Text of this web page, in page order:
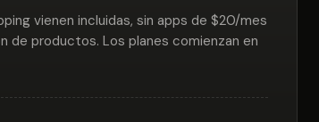
vienen incluidas, sin apps de $20/mes
de productos. Los planes comienzan en